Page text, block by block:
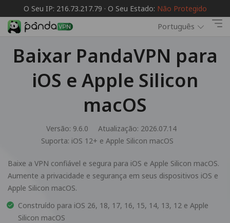
O Seu IP: 216.73.217.79 · O Seu Estado: Não Protegido
Português
Baixar PandaVPN para
iOS e Apple Silicon
macOS
Versão: 9.6.0
Atualização: 2026.07.14
Suporta: iOS 12+ e Apple Silicon macOS
Baixe a VPN confiável e segura para iOS e Apple Silicon macOS.
Aumente a privacidade e segurança em seus dispositivos iOS e
Apple Silicon macOS.
Construído para iOS 26, 18, 17, 16, 15, 14, 13, 12 e Apple
Silicon macOS